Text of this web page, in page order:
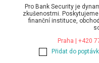
Pro Bank Security je
zkušenostmi.
finanční instituce,
Praha | +420
Přidat do